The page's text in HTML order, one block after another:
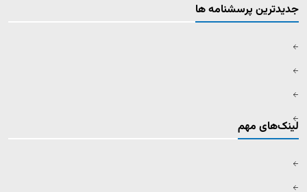
جدیدترین پرسشنامه ها
لینک‌های مهم